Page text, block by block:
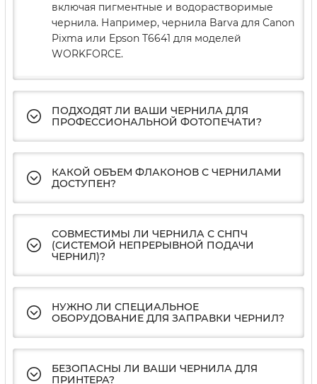
включая пигментные и водорастворимые
чернила. Например, чернила Barva для Canon
Pixma или Epson T6641 для моделей
WORKFORCE.
ПОДХОДЯТ ЛИ ВАШИ ЧЕРНИЛА ДЛЯ
ПРОФЕССИОНАЛЬНОЙ ФОТОПЕЧАТИ?
КАКОЙ ОБЪЕМ ФЛАКОНОВ С ЧЕРНИЛАМИ
ДОСТУПЕН?
СОВМЕСТИМЫ ЛИ ЧЕРНИЛА С СНПЧ
(СИСТЕМОЙ НЕПРЕРЫВНОЙ ПОДАЧИ
ЧЕРНИЛ)?
НУЖНО ЛИ СПЕЦИАЛЬНОЕ
ОБОРУДОВАНИЕ ДЛЯ ЗАПРАВКИ ЧЕРНИЛ?
БЕЗОПАСНЫ ЛИ ВАШИ ЧЕРНИЛА ДЛЯ
ПРИНТЕРА?